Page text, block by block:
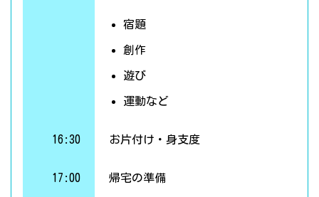
宿題
創作
遊び
運動など
16:30 お片付け・身支度
17:00 帰宅の準備